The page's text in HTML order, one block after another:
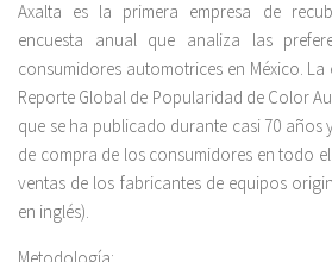
Axalta es la primera empresa de
encuesta anual que analiza las
consumidores automotrices en México.
Reporte Global de Popularidad de Color
que se ha publicado durante casi 70 años
de compra de los consumidores en todo
ventas de los fabricantes de equipos
en inglés).